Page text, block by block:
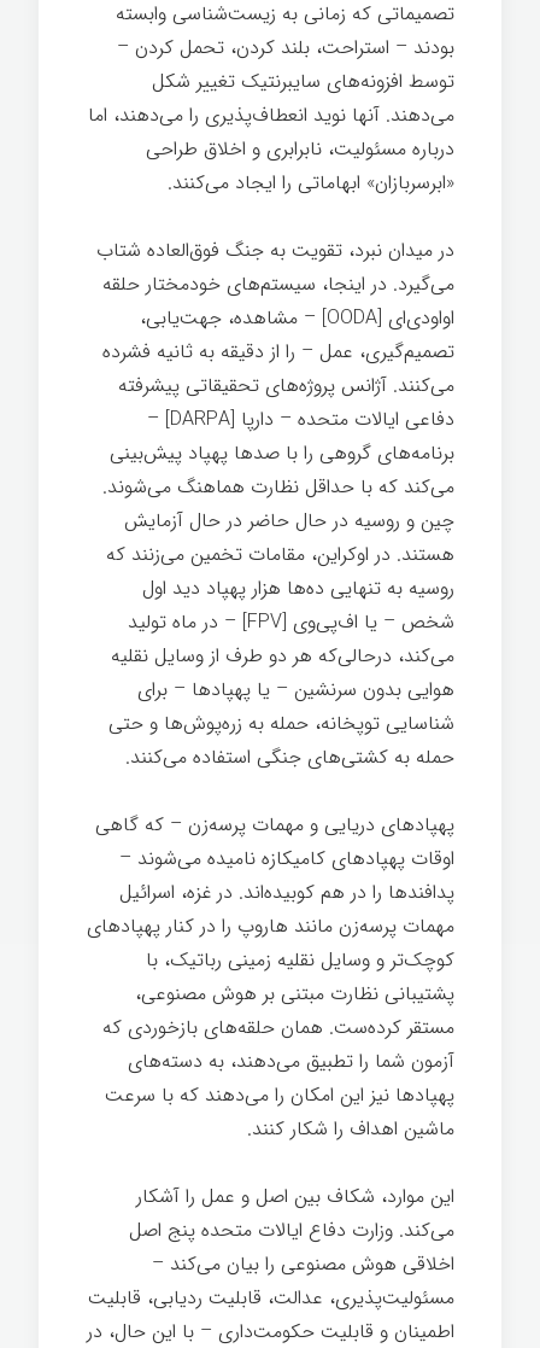
تصمیماتی که زمانی به زیست‌شناسی وابسته
بودند – استراحت، بلند کردن، تحمل کردن –
توسط افزونه‌های سایبرنتیک تغییر شکل
می‌دهند. آنها نوید انعطاف‌پذیری را می‌دهند، اما
درباره مسئولیت، نابرابری و اخلاق طراحی
«ابرسربازان» ابهاماتی را ایجاد می‌کنند.
در میدان نبرد، تقویت به جنگ فوق‌العاده شتاب
می‌گیرد. در اینجا، سیستم‌های خودمختار حلقه
اواودی‌ای [OODA] – مشاهده، جهت‌یابی،
تصمیم‌گیری، عمل – را از دقیقه به ثانیه فشرده
می‌کنند. آژانس پروژه‌های تحقیقاتی پیشرفته
دفاعی ایالات متحده – دارپا [DARPA] –
برنامه‌های گروهی را با صدها پهپاد پیش‌بینی
می‌کند که با حداقل نظارت هماهنگ می‌شوند.
چین و روسیه در حال حاضر در حال آزمایش
هستند. در اوکراین، مقامات تخمین می‌زنند که
روسیه به تنهایی ده‌ها هزار پهپاد دید اول
شخص – یا اف‌پی‌وی [FPV] – در ماه تولید
می‌کند، درحالی‌که هر دو طرف از وسایل نقلیه
هوایی بدون سرنشین – یا پهپادها – برای
شناسایی توپخانه، حمله به زره‌پوش‌ها و حتی
حمله به کشتی‌های جنگی استفاده می‌کنند.
پهپادهای دریایی و مهمات پرسه‌زن – که گاهی
اوقات پهپادهای کامیکازه نامیده می‌شوند –
پدافندها را در هم کوبیده‌اند. در غزه، اسرائیل
مهمات پرسه‌زن مانند هاروپ را در کنار پهپادهای
کوچک‌تر و وسایل نقلیه زمینی رباتیک، با
پشتیبانی نظارت مبتنی بر هوش مصنوعی،
مستقر کرده‌ست. همان حلقه‌های بازخوردی که
آزمون شما را تطبیق می‌دهند، به دسته‌های
پهپادها نیز این امکان را می‌دهند که با سرعت
ماشین اهداف را شکار کنند.
این موارد، شکاف بین اصل و عمل را آشکار
می‌کند. وزارت دفاع ایالات متحده پنج اصل
اخلاقی هوش مصنوعی را بیان می‌کند –
مسئولیت‌پذیری، عدالت، قابلیت ردیابی، قابلیت
اطمینان و قابلیت حکومت‌داری – با این حال، در